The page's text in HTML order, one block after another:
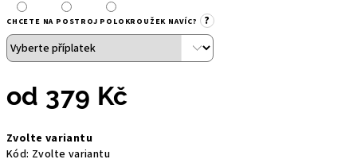
CHCETE NA POSTROJ POLOKROUŽEK NAVÍC? ?
od 379 Kč
cena:
Zvolte variantu
Kód: Zvolte variantu